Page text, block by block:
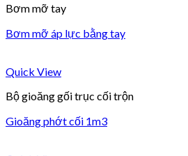
Bơm mỡ tay
Bơm mỡ áp lực bằng tay
Quick View
Bộ gioăng gối trục cối trộn
Gioăng phớt cối 1m3